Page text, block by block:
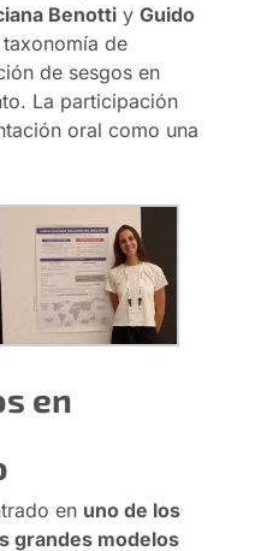
Benotti yGuido
de
de sesgos en
La participación
oral como una
en
en uno de los
grandes modelos